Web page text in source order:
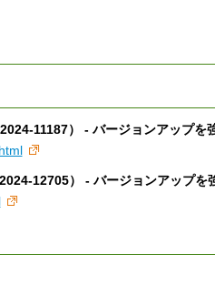
11187） - バージョンアップを
12705） - バージョンアップを